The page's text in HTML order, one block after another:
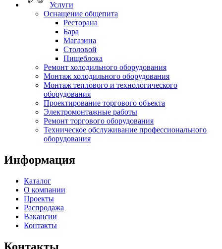
Услуги
Оснащение общепита
Ресторана
Бара
Магазина
Столовой
Пищеблока
Ремонт холодильного оборудования
Монтаж холодильного оборудования
Монтаж теплового и технологического
оборудования
Проектирование торгового объекта
Электромонтажные работы
Ремонт торгового оборудования
Техническое обслуживание профессионального
оборудования
Информация
Каталог
О компании
Проекты
Распродажа
Вакансии
Контакты